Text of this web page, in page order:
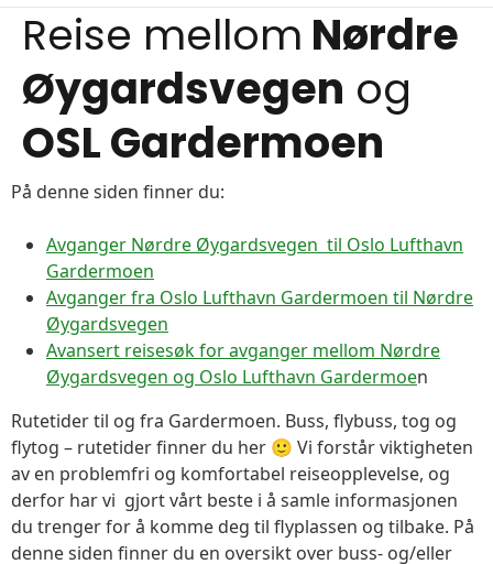
Reise mellom Nørdre
Øygardsvegen og
OSL Gardermoen
På denne siden finner du:
Avganger Nørdre Øygardsvegen til Oslo Lufthavn
Gardermoen
Avganger fra Oslo Lufthavn Gardermoen til Nørdre
Øygardsvegen
Avansert reisesøk for avganger mellom Nørdre
Øygardsvegen og Oslo Lufthavn Gardermoen
Rutetider til og fra Gardermoen. Buss, flybuss, tog og
flytog – rutetider finner du her 🙂 Vi forstår viktigheten
av en problemfri og komfortabel reiseopplevelse, og
derfor har vi gjort vårt beste i å samle informasjonen
du trenger for å komme deg til flyplassen og tilbake. På
denne siden finner du en oversikt over buss- og/eller